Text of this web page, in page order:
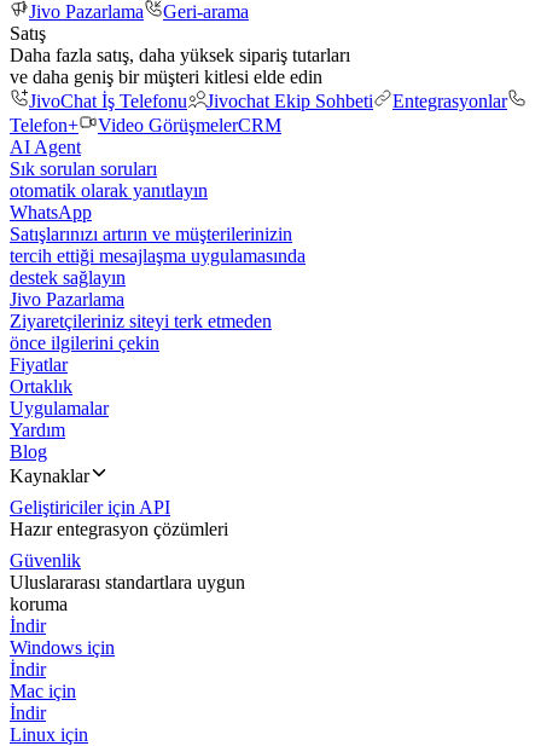
Jivo Pazarlama
Geri-arama
Satış
Daha fazla satış, daha yüksek sipariş tutarları
ve daha geniş bir müşteri kitlesi elde edin
JivoChat İş Telefonu
Jivochat Ekip Sohbeti
Entegrasyonlar
Telefon+
Video GörüşmelerCRM
AI Agent
Sık sorulan soruları
otomatik olarak yanıtlayın
WhatsApp
Satışlarınızı artırın ve müşterilerinizin
tercih ettiği mesajlaşma uygulamasında
destek sağlayın
Jivo Pazarlama
Ziyaretçileriniz siteyi terk etmeden
önce ilgilerini çekin
Fiyatlar
Ortaklık
Uygulamalar
Yardım
Blog
Kaynaklar
Geliştiriciler için API
Hazır entegrasyon çözümleri
Güvenlik
Uluslararası standartlara uygun
koruma
İndir
Windows için
İndir
Mac için
İndir
Linux için